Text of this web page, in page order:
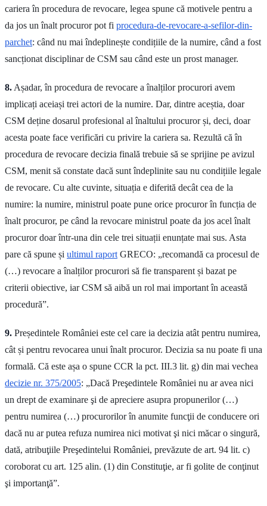
cariera în procedura de revocare, legea spune că motivele pentru a
da jos un înalt procuror pot fi procedura-de-revocare-a-sefilor-din-
parchet: când nu mai îndeplinește condițiile de la numire, când a fost
sancționat disciplinar de CSM sau când este un prost manager.
8. Așadar, în procedura de revocare a înalților procurori avem
implicați aceiași trei actori de la numire. Dar, dintre aceștia, doar
CSM deține dosarul profesional al înaltului procuror și, deci, doar
acesta poate face verificări cu privire la cariera sa. Rezultă că în
procedura de revocare decizia finală trebuie să se sprijine pe avizul
CSM, menit să constate dacă sunt îndeplinite sau nu condițiile legale
de revocare. Cu alte cuvinte, situația e diferită decât cea de la
numire: la numire, ministrul poate pune orice procuror în funcția de
înalt procuror, pe când la revocare ministrul poate da jos acel înalt
procuror doar într-una din cele trei situații enunțate mai sus. Asta
pare că spune și ultimul raport GRECO: „recomandă ca procesul de
(…) revocare a înalților procurori să fie transparent și bazat pe
criterii obiective, iar CSM să aibă un rol mai important în această
procedură”.
9. Președintele României este cel care ia decizia atât pentru numirea,
cât și pentru revocarea unui înalt procuror. Decizia sa nu poate fi una
formală. Că este așa o spune CCR la pct. III.3 lit. g) din mai vechea
decizie nr. 375/2005: „Dacă Preşedintele României nu ar avea nici
un drept de examinare şi de apreciere asupra propunerilor (…)
pentru numirea (…) procurorilor în anumite funcţii de conducere ori
dacă nu ar putea refuza numirea nici motivat şi nici măcar o singură,
dată, atribuţiile Preşedintelui României, prevăzute de art. 94 lit. c)
coroborat cu art. 125 alin. (1) din Constituţie, ar fi golite de conţinut
şi importanţă”.